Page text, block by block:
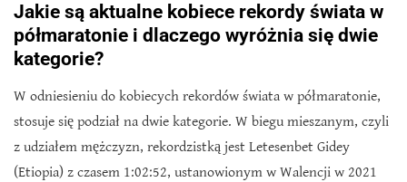
Jakie są aktualne kobiece rekordy świata w
półmaratonie i dlaczego wyróżnia się dwie
kategorie?
W odniesieniu do kobiecych rekordów świata w półmaratonie,
stosuje się podział na dwie kategorie. W biegu mieszanym, czyli
z udziałem mężczyzn, rekordzistką jest Letesenbet Gidey
(Etiopia) z czasem 1:02:52, ustanowionym w Walencji w 2021